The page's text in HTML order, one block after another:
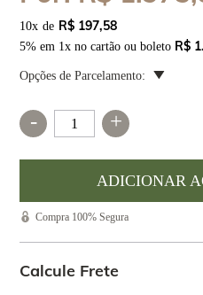
10x R$ 197,58
5% em 1x no cartão ou boleto R$
Opções de Parcelamento:
- +
Compra 100% Segura
Calcule Frete